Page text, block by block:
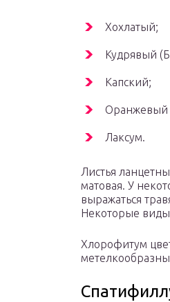
Хохлатый;
Кудрявый
Капский;
Оранжевый
Лаксум.
Листья
матовая. У
выражаться
Некоторые
Хлорофитум